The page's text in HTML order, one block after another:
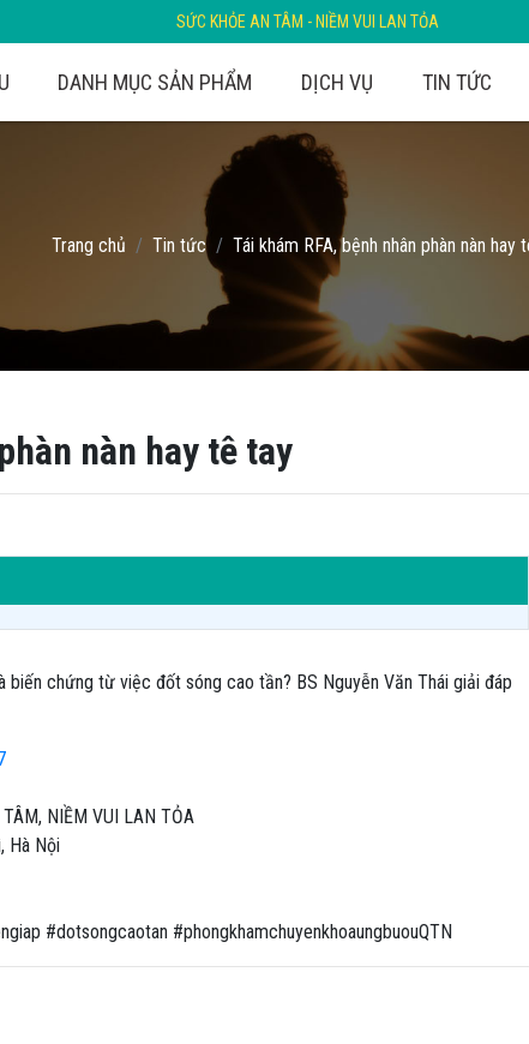
SỨC KHỎE AN TÂM - NIỀM VUI LAN TỎA
DANH MỤC SẢN PHẨM DỊCH VỤ TIN TỨC
Trang chủ Tin tức Tái khám RFA, bệnh nhân phàn nàn hay
nàn hay tê tay
chứng từ việc đốt sóng cao tần? BS Nguyễn Văn Thái giải đáp
NIỀM VUI LAN TỎA
Hà Nội
#dotsongcaotan #phongkhamchuyenkhoaungbuouQTN